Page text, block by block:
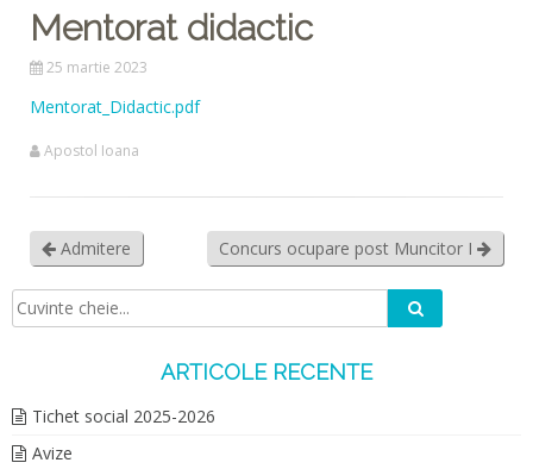
Mentorat didactic
25 martie 2023
Mentorat_Didactic.pdf
Apostol Ioana
Admitere Concurs ocupare post Muncitor I
ARTICOLE RECENTE
Tichet social 2025-2026
Avize